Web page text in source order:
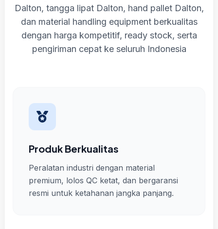
Dalton, tangga lipat Dalton, hand pallet Dalton,
dan material handling equipment berkualitas
dengan harga kompetitif, ready stock, serta
pengiriman cepat ke seluruh Indonesia
Produk Berkualitas
Peralatan industri dengan material
premium, lolos QC ketat, dan bergaransi
resmi untuk ketahanan jangka panjang.